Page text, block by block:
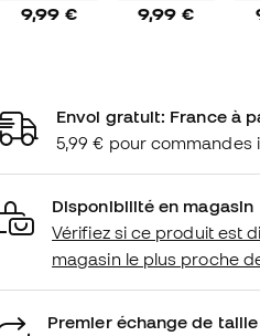
9,99 € 9,99 €
Envoi gratuit: France à
5,99 € pour commandes
Disponibilité en magasin
Vérifiez si ce produit est
magasin le plus proche
Premier échange de